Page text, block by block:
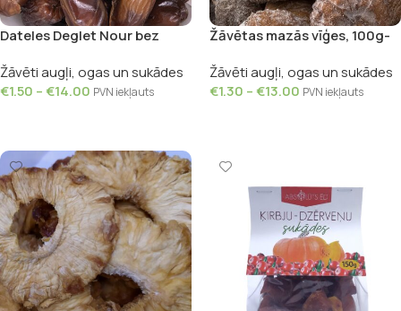
Dateles Deglet Nour bez
Žāvēti augļi, ogas un sukādes
€1.50 –€14.00 PVN iekļauts
Žāvētas mazās vīģes, 100g-
Žāvēti augļi, ogas un sukādes
€1.30 –€13.00 PVN iekļauts